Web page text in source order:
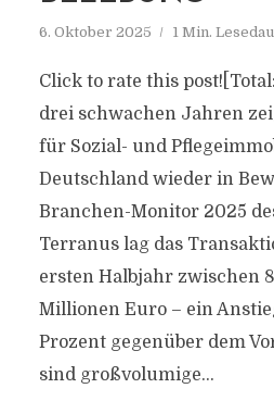
6. Oktober 2025 1 Min.
Click to rate this
drei schwachen Jahren
für Sozial- und
Deutschland wieder in
Branchen-Monitor 2025
Terranus lag das
ersten Halbjahr zwischen
Millionen Euro – ein
Prozent gegenüber dem
sind großvolumige...